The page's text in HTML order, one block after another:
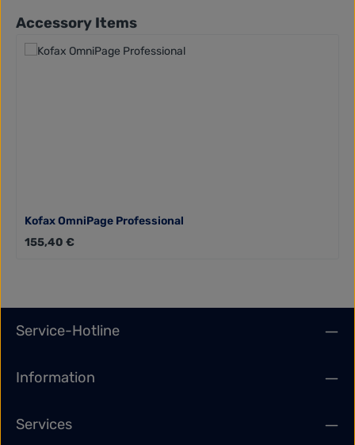
Produktgalerie überspringen
Accessory Items
Kofax OmniPage Professional
Regulärer Preis:
155,40 €
Service-Hotline
Information
Services